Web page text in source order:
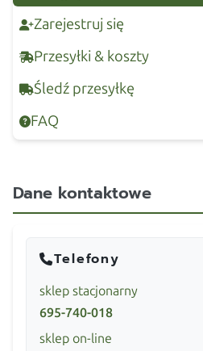
Zarejestruj się
Przesyłki & koszty
Śledź przesyłkę
FAQ
Dane kontaktowe
Telefony
sklep stacjonarny
695-740-018
sklep on-line